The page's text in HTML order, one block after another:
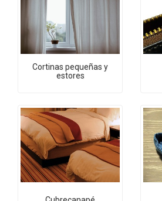
Cortinas pequeñas y
estores